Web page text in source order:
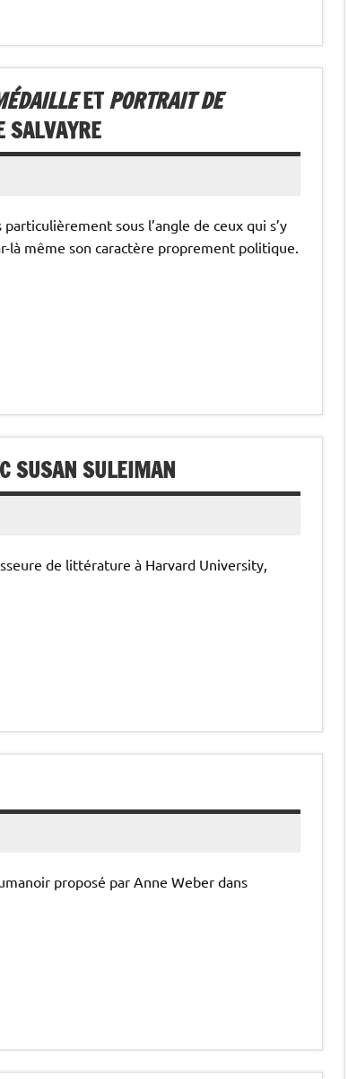
ETPORTRAIT DE
SALVAYRE
sous l’angle de ceux qui s’y
même son caractère proprement politique.
SUSAN SULEIMAN
de littérature à Harvard University,
proposé par Anne Weber dans